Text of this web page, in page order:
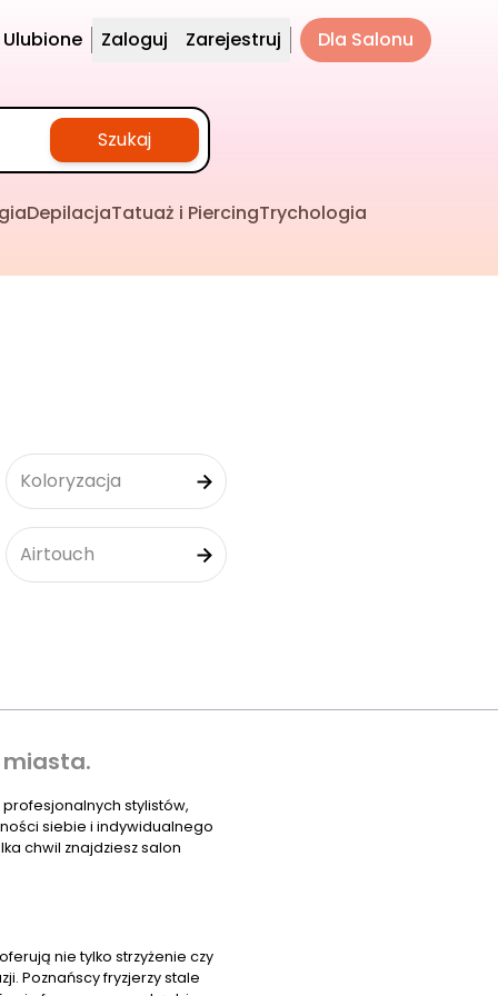
Ulubione Zaloguj Zarejestruj Dla Salonu
Szukaj
DepilacjaTatuaż i PiercingTrychologia
Koloryzacja
Airtouch
miasta.
profesjonalnych stylistów,
siebie i indywidualnego
chwil znajdziesz salon
nie tylko strzyżenie czy
Poznańscy fryzjerzy stale